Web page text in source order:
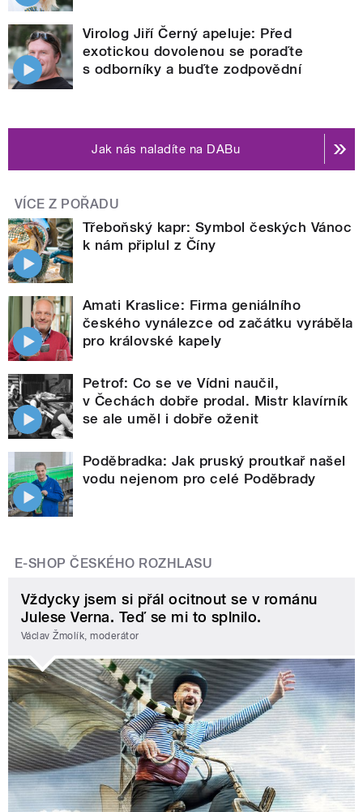
Virolog Jiří Černý apeluje: Před
exotickou dovolenou se poraďte
s odborníky a buďte zodpovědní
Jak nás naladíte na DABu
VÍCE Z POŘADU
Třeboňský kapr: Symbol českých Vánoc
k nám připlul z Číny
Amati Kraslice: Firma geniálního
českého vynálezce od začátku vyráběla
pro královské kapely
Petrof: Co se ve Vídni naučil,
v Čechách dobře prodal. Mistr klavírník
se ale uměl i dobře oženit
Poděbradka: Jak pruský proutkař našel
vodu nejenom pro celé Poděbrady
E-SHOP ČESKÉHO ROZHLASU
Vždycky jsem si přál ocitnout se v románu
Julese Verna. Teď se mi to splnilo.
Václav Žmolík, moderátor